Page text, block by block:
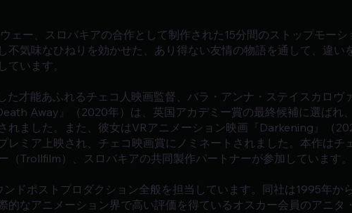
ェー、スロバキアの合作として制作された15分間のストップモーシ
不気味なひねりを効かせた、あり得ない友情の物語を通して、違い
います。
才能あふれるチェコ人映画監督、バラ・アンナ・ステイスカロヴ
Away』（2020年）は、英国アカデミー賞の最終候補に選ばれ
れました。また、彼女はVRアニメーション映画『Darkening』（
レミア上映され、チェコ映画賞にノミネートされました。本作はチ
Trollfilm）、スロバキアの共同製作パートナーが参加しています。
ドポストプロダクション全般を担当しています。同社は1995年か
的なアニメーション界で高い評価を得ているオスカー会員のアニタ